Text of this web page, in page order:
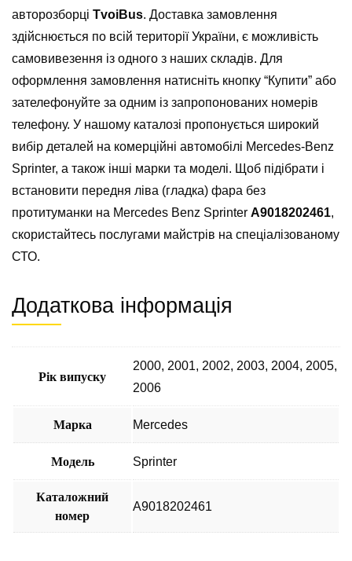
авторозборці TvoiBus. Доставка замовлення
здійснюється по всій території України, є можливість
самовивезення із одного з наших складів. Для
оформлення замовлення натисніть кнопку “Купити” або
зателефонуйте за одним із запропонованих номерів
телефону. У нашому каталозі пропонується широкий
вибір деталей на комерційні автомобілі Mercedes-Benz
Sprinter, а також інші марки та моделі. Щоб підібрати і
встановити передня ліва (гладка) фара без
протитуманки на Mercedes Benz Sprinter А9018202461,
скористайтесь послугами майстрів на спеціалізованому
СТО.
Додаткова інформація
Рік випуску
2000, 2001, 2002, 2003, 2004, 2005,
2006
Марка Mercedes
Модель Sprinter
Каталожний
номер
А9018202461